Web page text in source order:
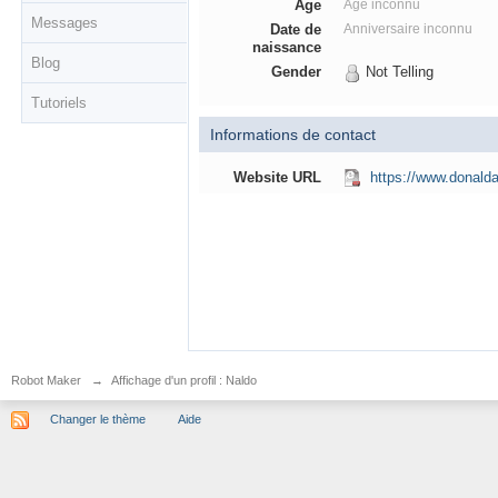
Messages
Blog
Tutoriels
Âge
Âge inconnu
Date de
naissance
Anniversaire inconnu
Gender Not Telling
Informations de contact
Website URL https://
Robot Maker → Affichage d'un profil : Naldo
Changer le thème Aide